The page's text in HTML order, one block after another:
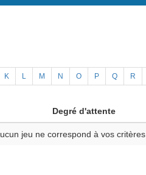
K L M N O P Q R
Degré d'attente
jeu ne correspond à vos critères.